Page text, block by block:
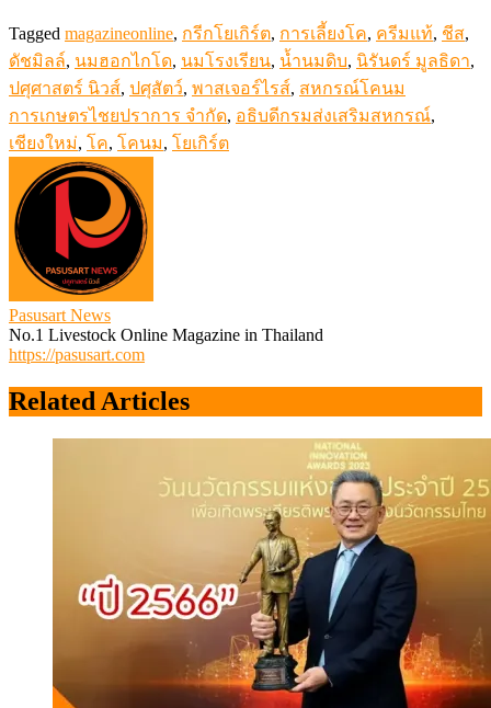
Tagged magazineonline, กรีกโยเกิร์ต, การเลี้ยงโค, ครีมแท้, ชีส,
ดัชมิลล์, นมฮอกไกโด, นมโรงเรียน, น้ำนมดิบ, นิรันดร์ มูลธิดา,
ปศุศาสตร์ นิวส์, ปศุสัตว์, พาสเจอร์ไรส์, สหกรณ์โคนม
การเกษตรไชยปราการ จำกัด, อธิบดีกรมส่งเสริมสหกรณ์,
เชียงใหม่, โค, โคนม, โยเกิร์ต
Pasusart News
No.1 Livestock Online Magazine in Thailand
https://pasusart.com
Related Articles